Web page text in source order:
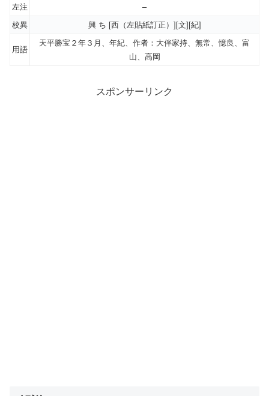
左注
–
校異
興 ち [西（左貼紙訂正）][文][紀]
用語
天平勝宝２年３月、年紀、作者：大伴家持、無常、憶良、富
山、高岡
スポンサーリンク